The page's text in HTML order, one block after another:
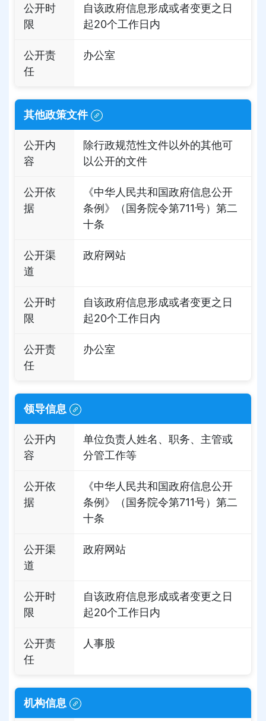
公开时
限
自该政府信息形成或者变更之日
起20个工作日内
公开责
任
办公室
其他政策文件
公开内
容
除行政规范性文件以外的其他可
以公开的文件
公开依
据
《中华人民共和国政府信息公开
条例》（国务院令第711号）第二
十条
公开渠
道
政府网站
公开时
限
自该政府信息形成或者变更之日
起20个工作日内
公开责
任
办公室
领导信息
公开内
容
单位负责人姓名、职务、主管或
分管工作等
公开依
据
《中华人民共和国政府信息公开
条例》（国务院令第711号）第二
十条
公开渠
道
政府网站
公开时
限
自该政府信息形成或者变更之日
起20个工作日内
公开责
任
人事股
机构信息